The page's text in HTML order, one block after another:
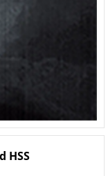
HSS